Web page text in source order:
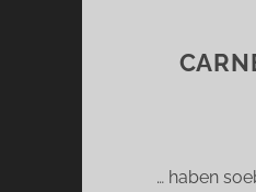
… haben